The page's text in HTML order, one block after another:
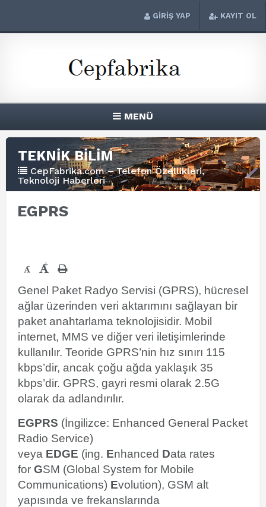
GİRİŞ YAP KAYIT OL
MENÜ
TEKNİK BİLİM
CepFabrika.com – Telefon Özellikleri,
Teknoloji Haberleri
EGPRS
- +
Genel Paket Radyo Servisi (GPRS), hücresel
ağlar üzerinden veri aktarımını sağlayan bir
paket anahtarlama teknolojisidir. Mobil
internet, MMS ve diğer veri iletişimlerinde
kullanılır. Teoride GPRS’nin hız sınırı 115
kbps’dir, ancak çoğu ağda yaklaşık 35
kbps’dir. GPRS, gayri resmi olarak 2.5G
olarak da adlandırılır.
EGPRS (İngilizce: Enhanced General Packet
Radio Service)
veya EDGE (ing. Enhanced Data rates
for GSM (Global System for Mobile
Communications) Evolution), GSM alt
yapısında ve frekanslarında